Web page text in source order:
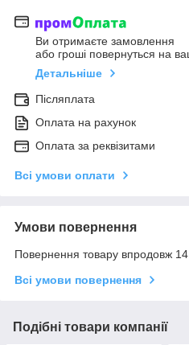
Ви отримаєте замовлення
або гроші повернуться на
Детальніше
Післяплата
Оплата на рахунок
Оплата за реквізитами
Всі умови оплати
Умови повернення
Повернення товару впродовж 14
Всі умови повернення
Подібні товари компанії